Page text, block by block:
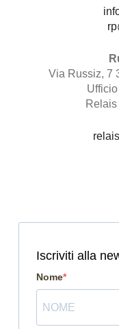
Via Russiz, 7
Ufficio
Relais
Iscriviti alla
Nome